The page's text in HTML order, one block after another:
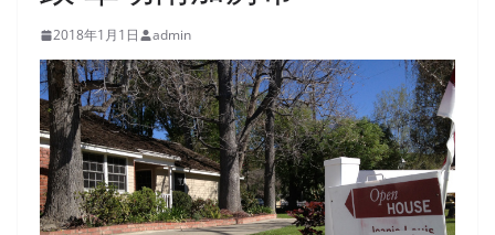
2018年1月1日 admin